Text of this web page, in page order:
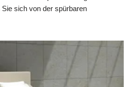
sich von der spürbaren